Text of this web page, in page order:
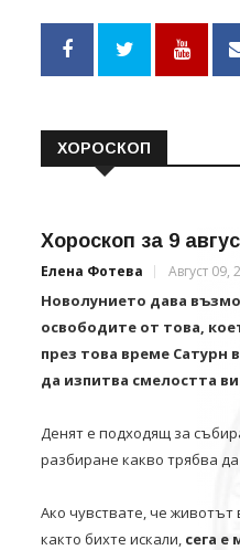
ХОРОСКОП
Хороскоп за 9
Елена Фотева Август 09,
Новолунието дава
освободите от това,
през това време Сатурн
да изпитва смелостта
Денят е подходящ за
разбиране какво трябва
Ако чувствате, че животът
както бихте искали, сега